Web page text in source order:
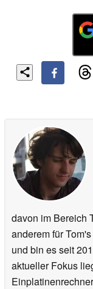
davon im Bereich
anderem für
und bin es seit
aktueller Fokus